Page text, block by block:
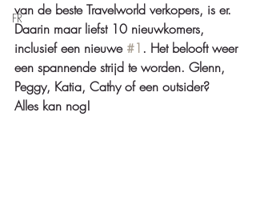
FR
van de beste Travelworld verkopers, is er.
Daarin maar liefst 10 nieuwkomers,
inclusief een nieuwe #1 . Het belooft weer
een spannende strijd te worden. Glenn,
Peggy, Katia, Cathy of een outsider?
Alles kan nog!